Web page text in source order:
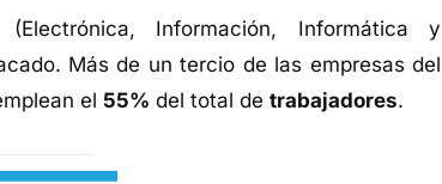
(Electrónica, Información, Informática y
Más de un tercio de las empresas del
el 55% del total de trabajadores.